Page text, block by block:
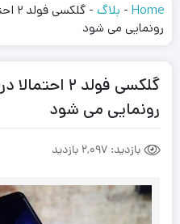
Home
- بلاگ -
رونمایی می شود
رونمایی می شود
بازدید: 2,097 بازدید